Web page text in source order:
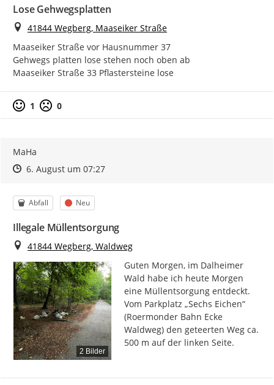
Lose Gehwegsplatten
Ort
41844 Wegberg, Maaseiker Straße
Maaseiker Straße vor Hausnummer 37
Gehwegs platten lose stehen noch oben ab
Maaseiker Straße 33 Pflastersteine lose
1 0
MaHa
Zeitpunkt des Erstellens
Zeitpunkt des Erstellens
6. August um 07:27Zur Äußerung
Kategorie
Abfall Status
Neu
Illegale Müllentsorgung
Ort
41844 Wegberg, Waldweg
2 Bilder
Guten Morgen, im Dalheimer
Wald habe ich heute Morgen
eine Müllentsorgung entdeckt.
Vom Parkplatz „Sechs Eichen“
(Roermonder Bahn Ecke
Waldweg) den geteerten Weg ca.
500 m auf der linken Seite.